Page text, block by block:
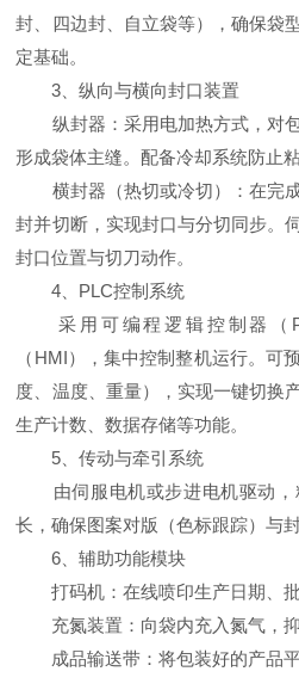
封、四边封、自立袋等），确保袋
定基础。
3、纵向与横向封口装置
纵封器：采用电加热方式，对包
形成袋体主缝。配备冷却系统防止粘
横封器（热切或冷切）：在完
封并切断，实现封口与分切同步。
封口位置与切刀动作。
4、PLC控制系统
采用可编程逻辑控制器（
（HMI），集中控制整机运行。可
度、温度、重量），实现一键切换
生产计数、数据存储等功能。
5、传动与牵引系统
由伺服电机或步进电机驱动，
长，确保图案对版（色标跟踪）与
6、辅助功能模块
打码机：在线喷印生产日期、批
充氮装置：向袋内充入氮气，抑
成品输送带：将包装好的产品平